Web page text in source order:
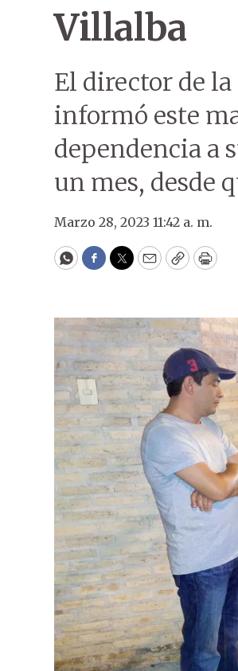
Villalba
El director de
informó este
dependencia a
un mes, desde
Marzo 28, 2023 11:42 a. m.
WhatsApp
Facebook
Twitter
EmailCopyPrint